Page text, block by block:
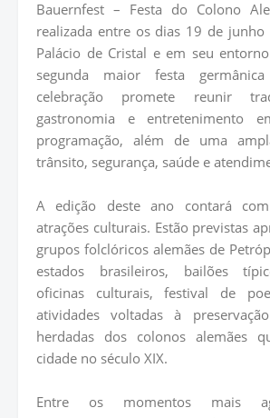
Bauernfest – Festa do Colono
realizada entre os dias 19 de
Palácio de Cristal e em seu
segunda maior festa
celebração promete reunir
gastronomia e entretenimento
programação, além de uma
trânsito, segurança, saúde e
A edição deste ano contará
atrações culturais. Estão previstas
grupos folclóricos alemães de
estados brasileiros, bailões
oficinas culturais, festival de
atividades voltadas à
herdadas dos colonos alemães
cidade no século XIX.
Entre os momentos mais